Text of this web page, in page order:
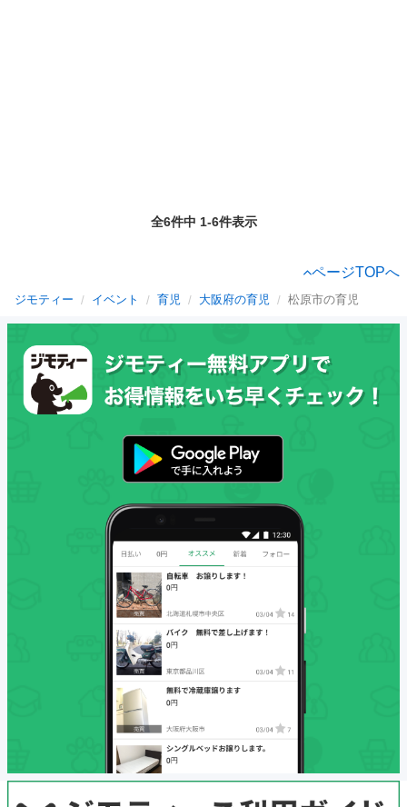
全6件中 1-6件表示
ページTOPへ
ジモティー イベント 育児 大阪府の育児 松原市の育児